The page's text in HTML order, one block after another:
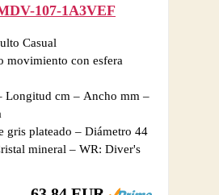
107-1A3VEF
Casual
movimiento con esfera
Longitud cm – Ancho mm –
gris plateado – Diámetro 44
mineral – WR: Diver's